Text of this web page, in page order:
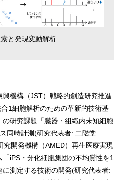
と発現変動解析
機構（JST）戦略的創造研究推進
1細胞解析のための革新的技術基
研究課題「臓器・組織内未知細胞
同時計測(研究代表者: 二階堂
開発機構（AMED）再生医療実現
iPS・分化細胞集団の不均質性を1
測定する技術の開発(研究代表者: